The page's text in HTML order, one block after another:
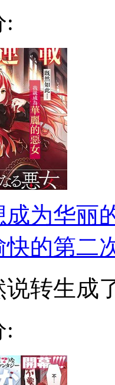
:
成为华丽
快的第二
说转生成
: